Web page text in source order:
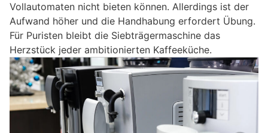
Vollautomaten nicht bieten können. Allerdings ist der
Aufwand höher und die Handhabung erfordert Übung.
Für Puristen bleibt die Siebträgermaschine das
Herzstück jeder ambitionierten Kaffeeküche.